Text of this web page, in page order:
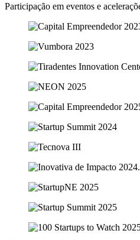
Participação em eventos e